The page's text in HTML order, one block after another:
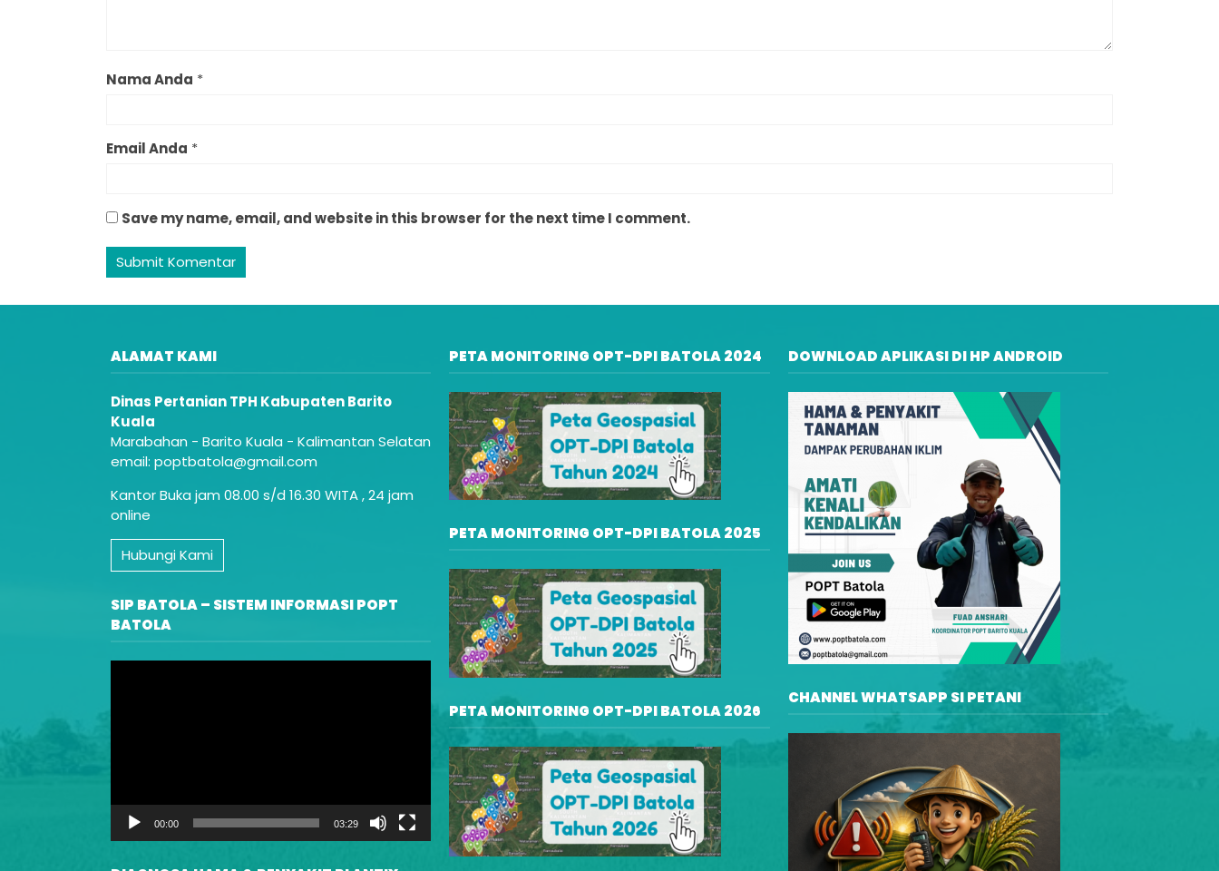
Nama Anda *
Email Anda *
Save my name, email, and website in this browser for the next time I comment.
ALAMAT KAMI
Dinas Pertanian TPH Kabupaten Barito
Kuala
Marabahan - Barito Kuala - Kalimantan Selatan
email: poptbatola@gmail.com
Kantor Buka jam 08.00 s/d 16.30 WITA , 24 jam
online
Hubungi Kami
SIP BATOLA – SISTEM INFORMASI POPT
BATOLA
00:00 03:29
PETA MONITORING OPT-DPI BATOLA 2024
PETA MONITORING OPT-DPI BATOLA 2025
PETA MONITORING OPT-DPI BATOLA 2026
DOWNLOAD APLIKASI DI HP ANDROID
CHANNEL WHATSAPP SI PETANI